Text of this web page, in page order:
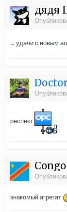
дядя
... удачи с новым
респект
Congo
знакомый агрегат